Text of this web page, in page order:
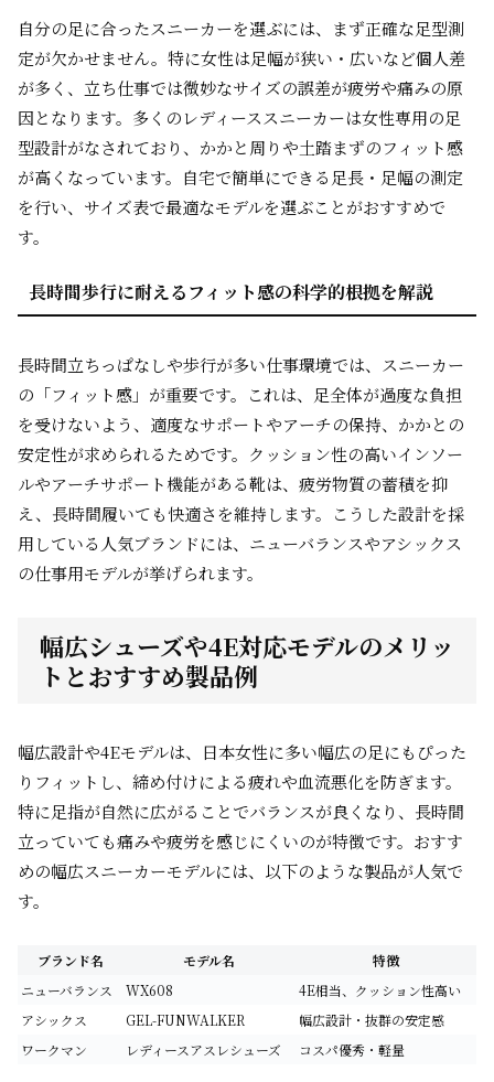
自分の足に合ったスニーカーを選ぶには、まず正確な足型測
定が欠かせません。特に女性は足幅が狭い・広いなど個人差
が多く、立ち仕事では微妙なサイズの誤差が疲労や痛みの原
因となります。多くのレディーススニーカーは女性専用の足
型設計がなされており、かかと周りや土踏まずのフィット感
が高くなっています。自宅で簡単にできる足長・足幅の測定
を行い、サイズ表で最適なモデルを選ぶことがおすすめで
す。
長時間歩行に耐えるフィット感の科学的根拠を解説
長時間立ちっぱなしや歩行が多い仕事環境では、スニーカー
の「フィット感」が重要です。これは、足全体が過度な負担
を受けないよう、適度なサポートやアーチの保持、かかとの
安定性が求められるためです。クッション性の高いインソー
ルやアーチサポート機能がある靴は、疲労物質の蓄積を抑
え、長時間履いても快適さを維持します。こうした設計を採
用している人気ブランドには、ニューバランスやアシックス
の仕事用モデルが挙げられます。
幅広シューズや4E対応モデルのメリッ
トとおすすめ製品例
幅広設計や4Eモデルは、日本女性に多い幅広の足にもぴった
りフィットし、締め付けによる疲れや血流悪化を防ぎます。
特に足指が自然に広がることでバランスが良くなり、長時間
立っていても痛みや疲労を感じにくいのが特徴です。おすす
めの幅広スニーカーモデルには、以下のような製品が人気で
す。
ブランド名 モデル名
特徴
ニューバランス
WX608
4E相当、クッション性高い
アシックス
GEL-FUNWALKER
幅広設計・抜群の安定感
ワークマン
レディースアスレシューズ コスパ優秀・軽量